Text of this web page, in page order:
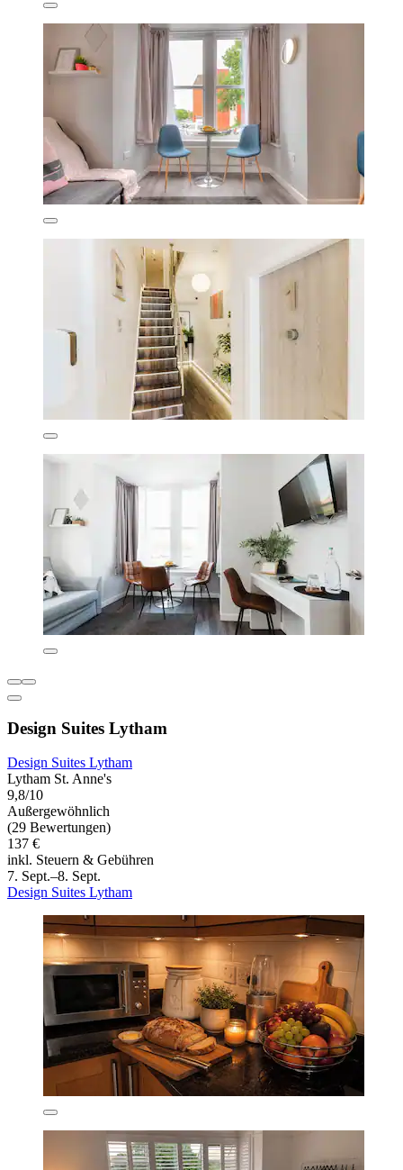
Design Suites Lytham
Design Suites Lytham
Lytham St. Anne's
9,8/10
Außergewöhnlich
(29 Bewertungen)
137 €
inkl. Steuern & Gebühren
7. Sept.–8. Sept.
Design Suites Lytham